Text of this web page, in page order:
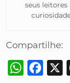
seus
Compartilhe: